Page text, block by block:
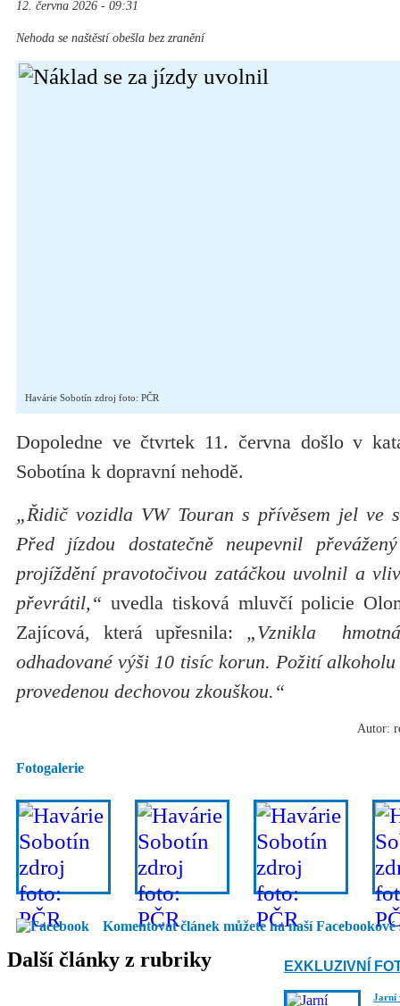
12. června 2026 - 09:31
Nehoda se naštěstí obešla bez zranění
Havárie Sobotín zdroj foto: PČR
Dopoledne ve čtvrtek 11. června došlo v
Sobotína k dopravní nehodě.
„Řidič vozidla VW Touran s přívěsem jel ve
Před jízdou dostatečně neupevnil
projíždění pravotočivou zatáčkou uvolnil a
převrátil,“ uvedla tisková mluvčí policie
Zajícová, která upřesnila: „Vznikla
odhadované výši 10 tisíc korun. Požití
provedenou dechovou zkouškou.“
Autor:
Fotogalerie
Komentovat článek můžete na naší Facebookové
Další články z rubriky EXKLUZIVNÍ
Jarní